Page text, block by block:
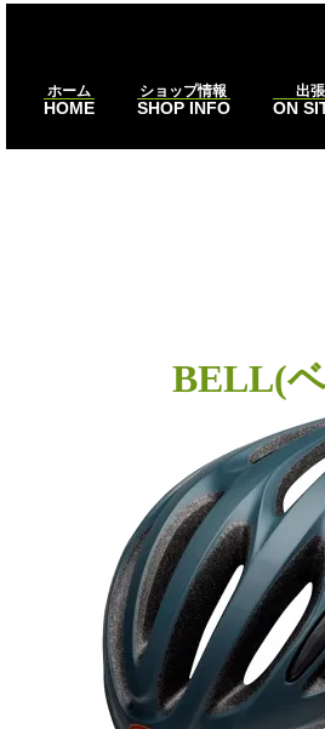
ホーム
HOME
ショップ情報
SHOP INFO
出
ON
BELL(